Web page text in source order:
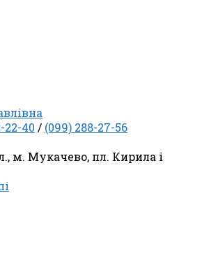
22-40 / (099) 288-27-56
м. Мукачево, пл. Кирила і